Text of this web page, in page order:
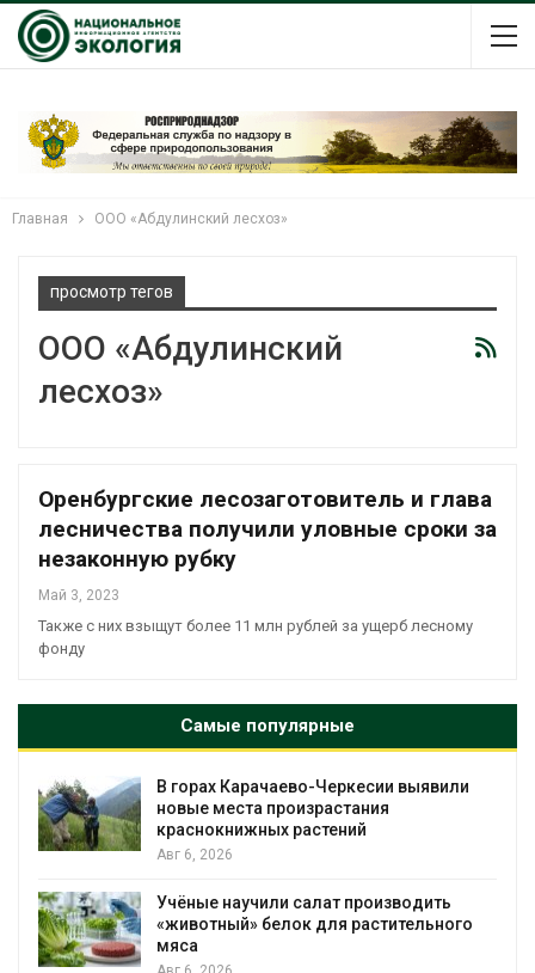
Главная ООО «Абдулинский лесхоз»
просмотр тегов
ООО «Абдулинский
лесхоз»
Оренбургские лесозаготовитель и глава
лесничества получили уловные сроки за
незаконную рубку
Май 3, 2023
Также с них взыщут более 11 млн рублей за ущерб лесному
фонду
Самые популярные
В горах Карачаево-Черкесии выявили
новые места произрастания
краснокнижных растений
Авг 6, 2026
Учёные научили салат производить
«животный» белок для растительного
мяса